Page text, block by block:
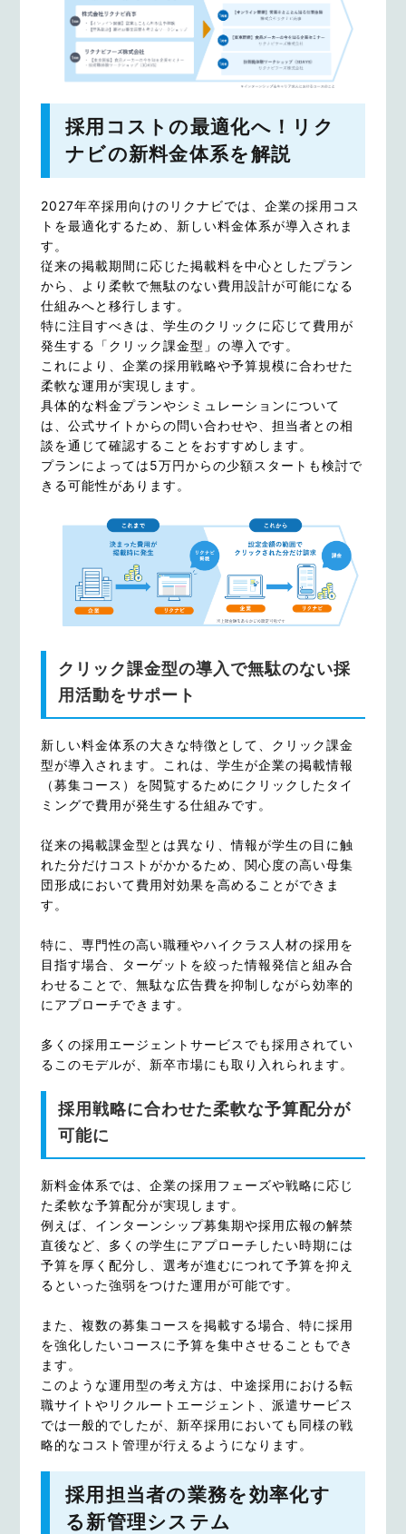
採用コストの最適化へ！リク
ナビの新料金体系を解説
2027年卒採用向けのリクナビでは、企業の採用コス
トを最適化するため、新しい料金体系が導入されま
す。
従来の掲載期間に応じた掲載料を中心としたプラン
から、より柔軟で無駄のない費用設計が可能になる
仕組みへと移行します。
特に注目すべきは、学生のクリックに応じて費用が
発生する「クリック課金型」の導入です。
これにより、企業の採用戦略や予算規模に合わせた
柔軟な運用が実現します。
具体的な料金プランやシミュレーションについて
は、公式サイトからの問い合わせや、担当者との相
談を通じて確認することをおすすめします。
プランによっては5万円からの少額スタートも検討で
きる可能性があります。
クリック課金型の導入で無駄のない採
用活動をサポート
新しい料金体系の大きな特徴として、クリック課金
型が導入されます。これは、学生が企業の掲載情報
（募集コース）を閲覧するためにクリックしたタイ
ミングで費用が発生する仕組みです。
従来の掲載課金型とは異なり、情報が学生の目に触
れた分だけコストがかかるため、関心度の高い母集
団形成において費用対効果を高めることができま
す。
特に、専門性の高い職種やハイクラス人材の採用を
目指す場合、ターゲットを絞った情報発信と組み合
わせることで、無駄な広告費を抑制しながら効率的
にアプローチできます。
多くの採用エージェントサービスでも採用されてい
るこのモデルが、新卒市場にも取り入れられます。
採用戦略に合わせた柔軟な予算配分が
可能に
新料金体系では、企業の採用フェーズや戦略に応じ
た柔軟な予算配分が実現します。
例えば、インターンシップ募集期や採用広報の解禁
直後など、多くの学生にアプローチしたい時期には
予算を厚く配分し、選考が進むにつれて予算を抑え
るといった強弱をつけた運用が可能です。
また、複数の募集コースを掲載する場合、特に採用
を強化したいコースに予算を集中させることもでき
ます。
このような運用型の考え方は、中途採用における転
職サイトやリクルートエージェント、派遣サービス
では一般的でしたが、新卒採用においても同様の戦
略的なコスト管理が行えるようになります。
採用担当者の業務を効率化す
る新管理システム